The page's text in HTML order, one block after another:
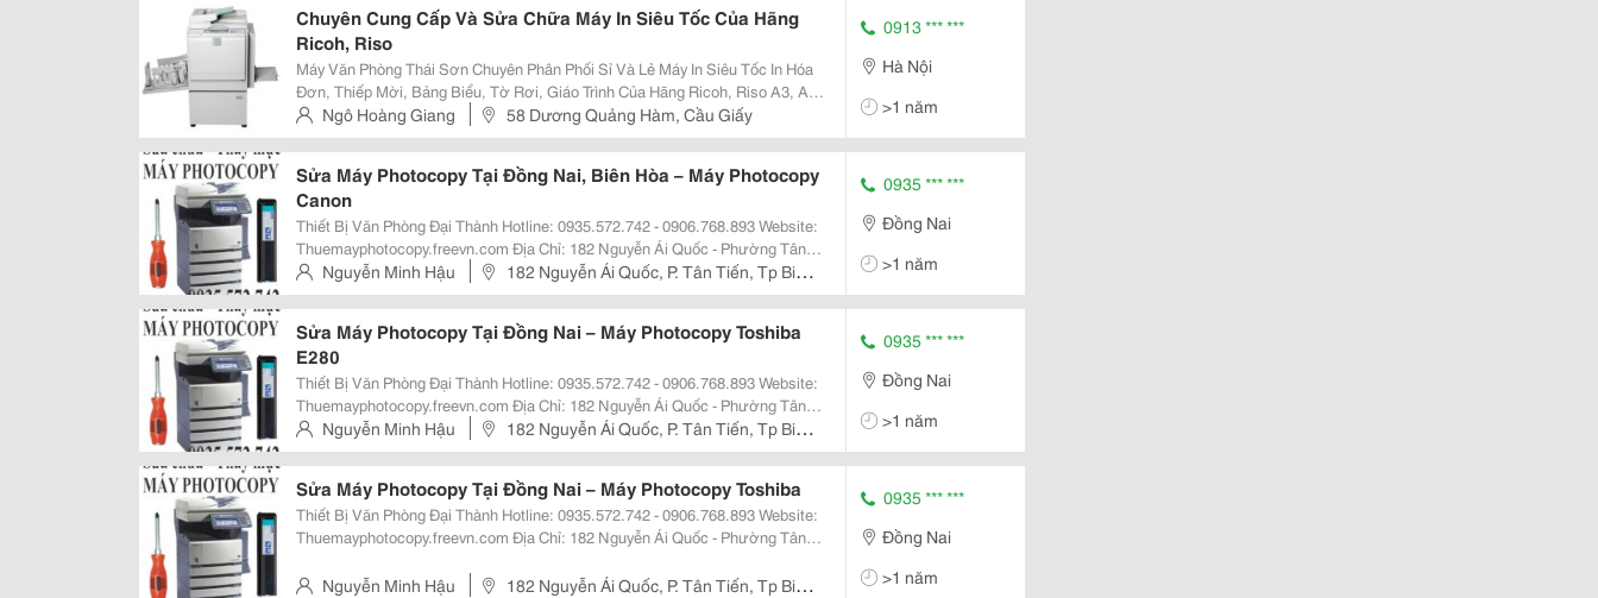
Chuyên Cung Cấp Và Sửa Chữa Máy In Siêu Tốc Của Hãng
Ricoh, Riso
Máy Văn Phòng Thái Sơn Chuyên Phân Phối Sỉ Và Lẻ Máy In Siêu Tốc In Hóa
Đơn, Thiếp Mời, Bảng Biểu, Tờ Rơi, Giáo Trình Của Hãng Ricoh, Riso A3, A3
Như: Dx3340, 3343, 4542, 4545, Rz220Ui, 310Ui, 990Ui...... Cung Cấp Vật Tư,
Linh Kiện Thay Thế: Mực I
Ngô Hoàng Giang 58 Dương Quảng Hàm, Cầu Giấy
0913 *** ***
Hà Nội
>1 năm
Sửa Máy Photocopy Tại Đồng Nai, Biên Hòa – Máy Photocopy
Canon
Thiết Bị Văn Phòng Đại Thành Hotline: 0935.572.742 - 0906.768.893 Website:
Thuemayphotocopy.freevn.com Ðịa Chỉ: 182 Nguyễn Ái Quốc - Phường Tân
Tiến - Biên Hòa Tel: 0906.768.893 - 061.3827.316 - Fax: 061.3827.316 Chi
Nhánh Tp Hcm : 766 Tr
Nguyễn Minh Hậu
182 Nguyễn Ái Quốc, P. Tân Tiến, Tp Biên
Hòa
0935 *** ***
Đồng Nai
>1 năm
Sửa Máy Photocopy Tại Đồng Nai – Máy Photocopy Toshiba
E280
Thiết Bị Văn Phòng Đại Thành Hotline: 0935.572.742 - 0906.768.893 Website:
Thuemayphotocopy.freevn.com Ðịa Chỉ: 182 Nguyễn Ái Quốc - Phường Tân
Tiến - Biên Hòa Tel: 0906.768.893 - 061.3827.316 - Fax: 061.3827.316 Chi
Nhánh Tp Hcm : 766 Tr
Nguyễn Minh Hậu
182 Nguyễn Ái Quốc, P. Tân Tiến, Tp Biên
Hòa
0935 *** ***
Đồng Nai
>1 năm
Sửa Máy Photocopy Tại Đồng Nai – Máy Photocopy Toshiba
Thiết Bị Văn Phòng Đại Thành Hotline: 0935.572.742 - 0906.768.893 Website:
Thuemayphotocopy.freevn.com Ðịa Chỉ: 182 Nguyễn Ái Quốc - Phường Tân
Nhánh Tp Hcm : 766 Tr
Nguyễn Minh Hậu
182 Nguyễn Ái Quốc, P. Tân Tiến, Tp Biên
0935 *** ***
Đồng Nai
>1 năm